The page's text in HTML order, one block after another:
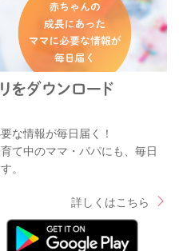
な情報が毎日届く！
て中のママ・パパにも、毎日
。
詳しくはこちら